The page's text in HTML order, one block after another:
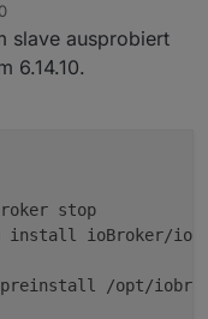
dB ist file oder
nicht. Worauf bezieht
slave ausprobiert
6.14.10.
stop
install ioBroker/
preinstall /opt/